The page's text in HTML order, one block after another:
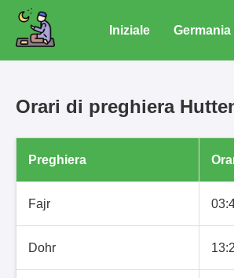
Iniziale Germania
Orari di preghiera
Preghiera
Fajr
Dohr